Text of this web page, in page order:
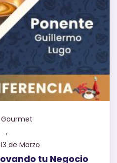
Gourmet
,
de Marzo
tu Negocio